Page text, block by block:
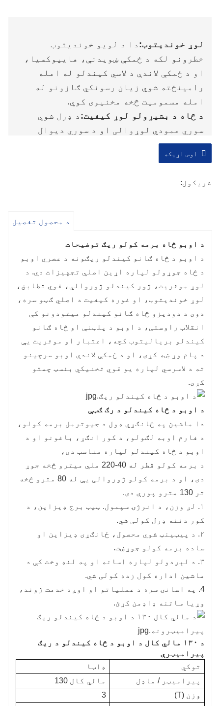
لوړ خوندیتوب: دا د لویو خوندیتوب
خطرونو لکه د ځمکې ښویدنې، هایپوکسیا،
او د ځمکې لاندې د لاسي کیندلو له امله
رامینځته شوي زیان رسونکي ګازونو له
امله مسمومیت څخه مخنیوی کوي.
د څاه د بشپړولو لوړ کیفیت: د ډرل شوي
سوري عمودي لوړوالی او د سوري دیوال
منظم دی، کوم چې د څاه پایپ داخلولو او د
اوبو فلټر پایپ ساتنې لپاره مناسب دی.
لري او کولی شي په چټکۍ سره مختلفو طبقو
اوس اړیکه
شریکول:
د محصول تفصیل
د اوبو څاه برمه کولو ریګ توضیحات
د اوبو د څاه ګانو کیندلو ریګونه د عصري اوبو
د څاه جوړولو لپاره اړین اصلي تجهیزات دي. د
لوړ موثریت، ژور کیندلو ژوروالي، قوي تطابق،
لوړ خوندیتوب، او غوره کیفیت د اصلي ګټو سره،
دوی د دودیزو څاه ګانو کیندلو میتودونو کې
انقلاب راوستی، د اوبو د پلټنې او څاه ګانو
کیندلو بریالیتوب کچه، اعتبار او موثریت یې
د پام وړ ښه کړی، او د ځمکې لاندې اوبو سرچینو
ته د لاسرسي لپاره یو قوي تخنیکي بنسټ چمتو
کړی.
د اوبو د څاه کیندلو د رګ ګټې
دا ماشین په ځانګړي ډول د جیوترمل برمه کولو،
د فارم اوبه لګولو، د کور انګړ، باغونو او د
اوبو د څاه کیندلو لپاره مناسب دی،
د برمه کولو قطر له 40-220 ملي میترو څخه جوړ
دی، او د برمه کولو ژوروالی یې له 80 مترو څخه
تر 130 مترو پورې دی.
۱. لږ وزن، د انرژۍ سپمول. ټیټ برج ډیزاین، د
کور دننه ډرل کولی شي.
۲. د پیټینټ شوي محصول، ځانګړی ډیزاین او
ساده برمه کولو جوړښت.
۳. د لېږدولو لپاره اسانه او په لنډ وخت کې د
ماشین اداره کول زده کولی شي.
4. په اسانۍ سره د عملیاتو او اوږد خدمت ژوند،
وړیا ساتنه ډاډمن کړئ.
د ۱۳۰ مالي کال د اوبو د څاه کیندلو د ریګ
پیرامیټرې
توکي
ډاټا
پیرامیټر / ماډل
مالي کال 130
وزن (T)
3